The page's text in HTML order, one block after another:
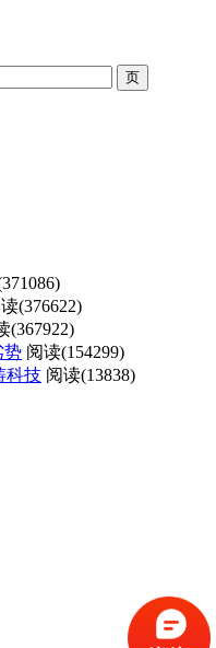
371086)
(376622)
(367922)
势 阅读(154299)
科技 阅读(13838)